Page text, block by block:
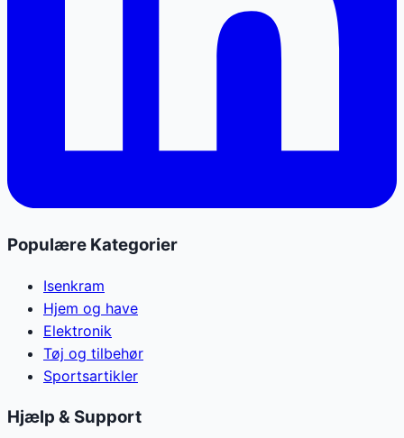
Populære Kategorier
Isenkram
Hjem og have
Elektronik
Tøj og tilbehør
Sportsartikler
Hjælp & Support